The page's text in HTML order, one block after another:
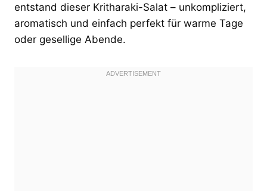
entstand dieser Kritharaki-Salat – unkompliziert,
aromatisch und einfach perfekt für warme Tage
oder gesellige Abende.